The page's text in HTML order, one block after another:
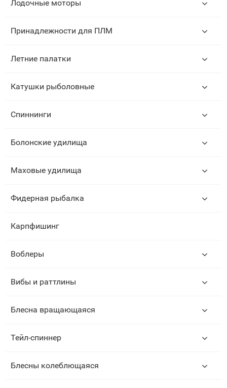
Лодочные моторы
Принадлежности для ПЛМ
Летние палатки
Катушки рыболовные
Спиннинги
Болонские удилища
Маховые удилища
Фидерная рыбалка
Карпфишинг
Воблеры
Вибы и раттлины
Блесна вращающаяся
Тейл-спиннер
Блесны колеблющаяся